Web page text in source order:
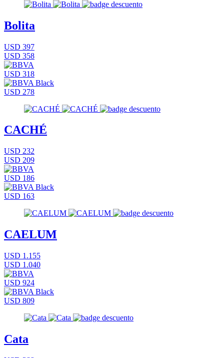
Bolita
USD 397
USD 358
USD 318
USD 278
CACHÉ
USD 232
USD 209
USD 186
USD 163
CAELUM
USD 1.155
USD 1.040
USD 924
USD 809
Cata